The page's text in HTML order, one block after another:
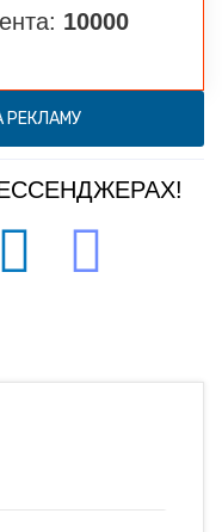
10000
РЕКЛАМУ